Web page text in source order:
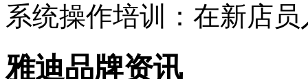
系统操作培训：在新店
雅迪品牌资讯